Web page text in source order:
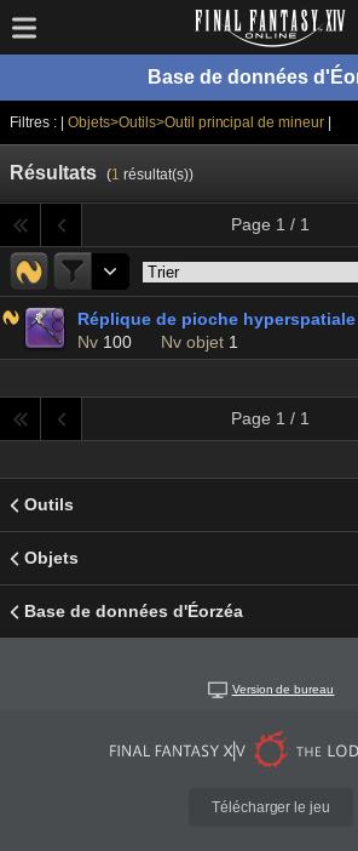
Base de données
Filtres : | Objets>Outils>Outil principal de mineur
Résultats (1 résultat(s))
Page 1 / 1
Réplique de pioche hyperspatiale
Nv 100 Nv objet 1
Page 1 / 1
Outils
Objets
Base de données d'Éorzéa
Version de bureau
Télécharger le jeu